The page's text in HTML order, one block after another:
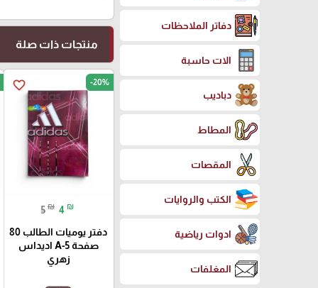
دفاتر الملاحظات
الات حاسبة
دباديب
المطاط
المقصات
الكتب والروايات
ادوات رياضية
المغلفات
منتجات ذات صلة
favorite_border -20%
5 ₪ 4 ₪
دفتر يوميات الطالب 80
صفحة A-5 اديداس
زهري